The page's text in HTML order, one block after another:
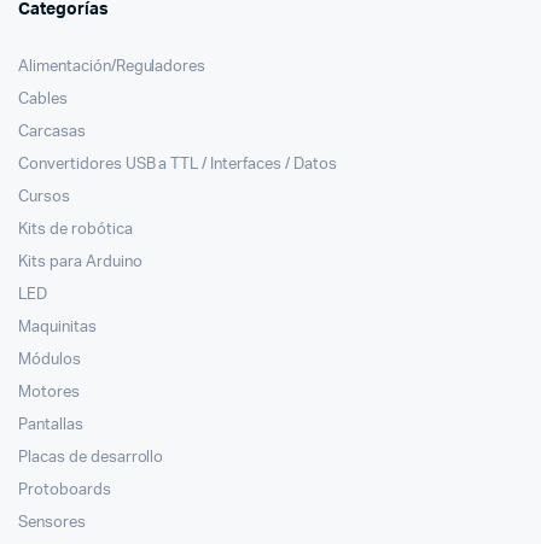
Categorías
Alimentación/Reguladores
Cables
Carcasas
Convertidores USB a TTL / Interfaces / Datos
Cursos
Kits de robótica
Kits para Arduino
LED
Maquinitas
Módulos
Motores
Pantallas
Placas de desarrollo
Protoboards
Sensores